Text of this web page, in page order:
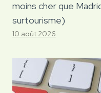
moins cher que
surtourisme)
10 août 2026